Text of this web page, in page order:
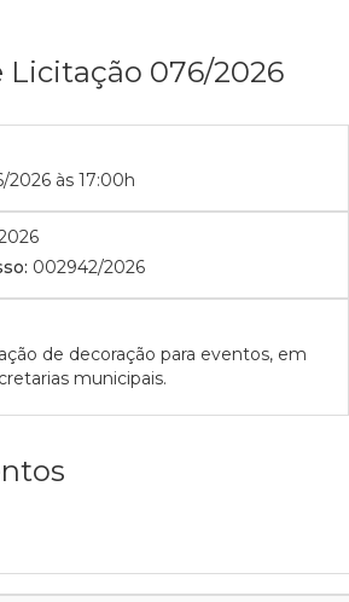
Licitação 076/2026
2026 às 17:00h
002942/2026
de decoração para eventos, em
municipais.